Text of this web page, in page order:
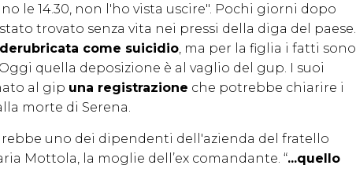
le 14.30, non l'ho vista uscire". Pochi giorni dopo
trovato senza vita nei pressi della diga del paese.
come suicidio , ma per la figlia i fatti sono
quella deposizione è al vaglio del gup. I suoi
al gip una registrazione che potrebbe chiarire i
morte di Serena.
uno dei dipendenti dell'azienda del fratello
Mottola, la moglie dell’ex comandante. “...quello